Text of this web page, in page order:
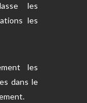
les
les
les
dans le